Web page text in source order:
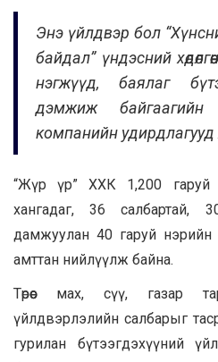
Энэ үйлдвэр бол
байдал” үндэсний
нэгжүүд, баялаг
дэмжиж
компанийн удирдлагууд
“Жүр үр” ХХК 1,200 гаруй
хангадаг, 36 салбартай,
дамжуулан 40 гаруй нэрийн
амттан нийлүүлж байна.
Төрөөс мах, сүү, газар
үйлдвэрлэлийн салбарыг
гурилан бүтээгдэхүүний